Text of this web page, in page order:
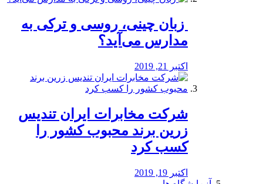
️ زبان چینی، روسی و ترکی به
مدارس می‌آید؟
اکتبر 21, 2019
شرکت مخابرات ایران تندیس
زرین برند محبوب کشور را
کسب کرد
اکتبر 19, 2019